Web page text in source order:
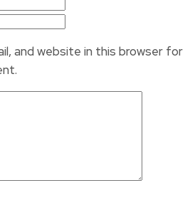
and website in this browser for